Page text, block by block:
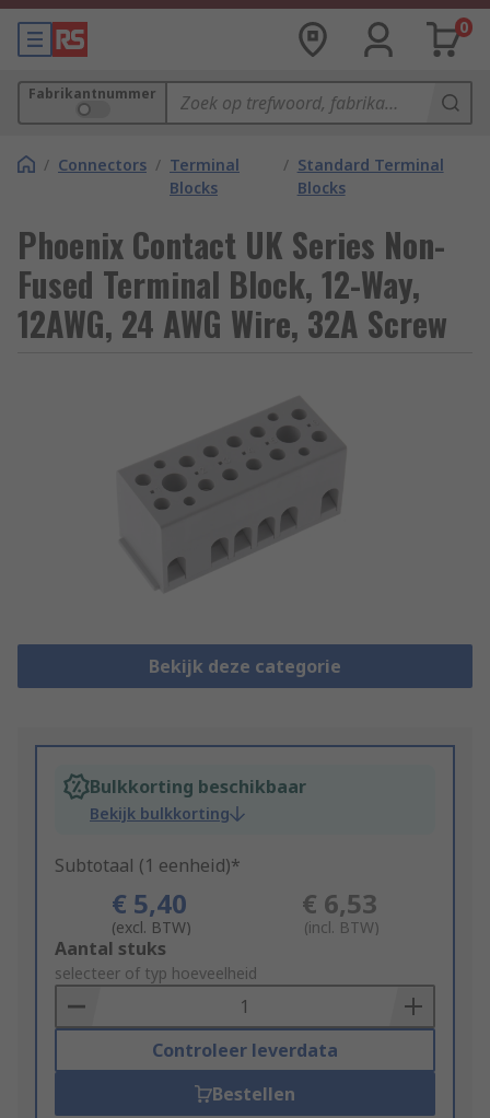
0
Fabrikantnummer
/ Connectors / Terminal
Blocks
/ Standard Terminal
Blocks
Phoenix Contact UK Series Non-
Fused Terminal Block, 12-Way,
12AWG, 24 AWG Wire, 32A Screw
Bekijk deze categorie
Bulkkorting beschikbaar
Bekijk bulkkorting
Subtotaal (1 eenheid)*
€ 5,40
(excl. BTW)
€ 6,53
(incl. BTW)
Add
to
Basket
Aantal stuks
selecteer of typ hoeveelheid
Controleer leverdata
Bestellen